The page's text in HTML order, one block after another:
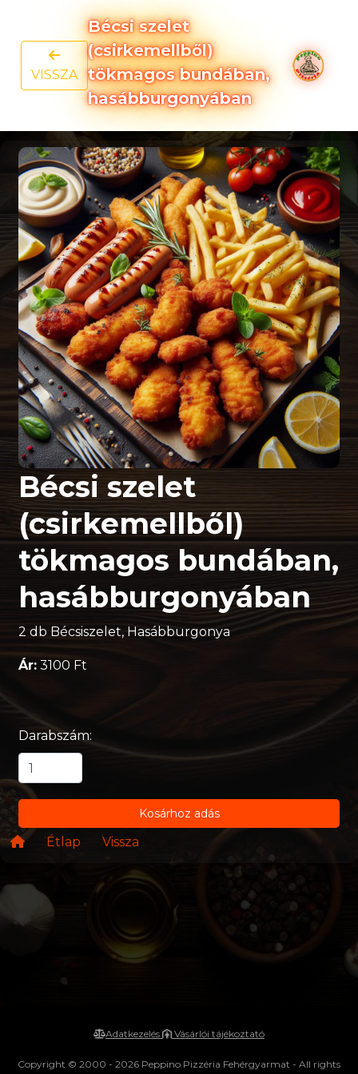
VISSZA
Bécsi szelet
(csirkemellből)
tökmagos bundában,
hasábburgonyában
Bécsi szelet
(csirkemellből)
tökmagos bundában,
hasábburgonyában
2 db Bécsiszelet, Hasábburgonya
Ár: 3100 Ft
Darabszám:
Kosárhoz adás
Étlap Vissza
Adatkezelés Vásárlói tájékoztató
Copyright © 2000 - 2026 Peppino Pizzéria Fehérgyarmat - All rights